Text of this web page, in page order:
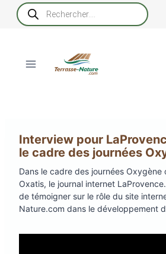
Recherche
de
produits
Interview pour
le cadre des journées
Dans le cadre des journées Oxygène
Oxatis, le journal internet
de témoigner sur le rôle du site
Nature.com dans le développement